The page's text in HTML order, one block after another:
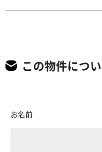
この物件につ
お名前